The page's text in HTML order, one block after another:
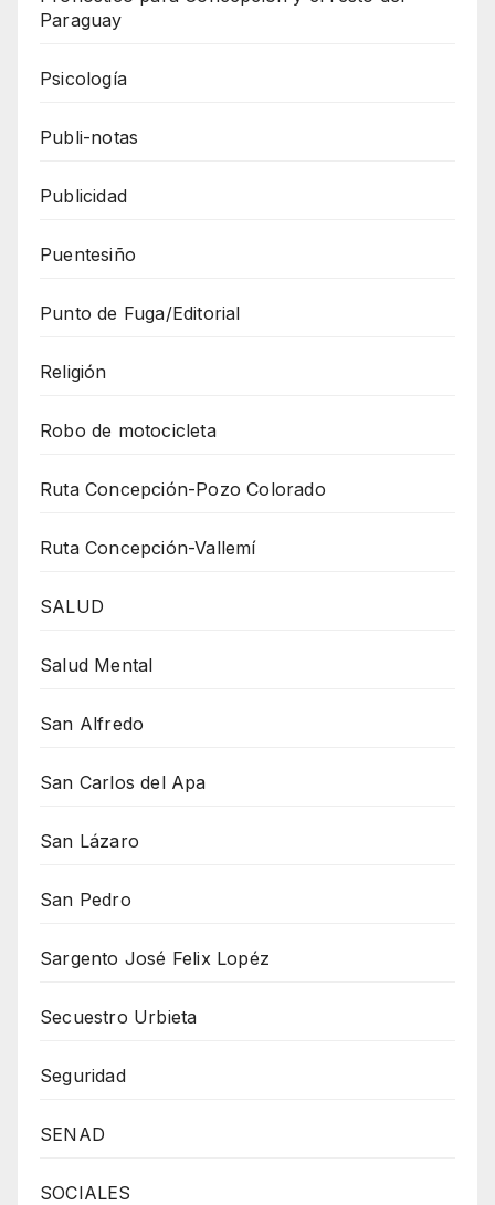
Paraguay
Psicología
Publi-notas
Publicidad
Puentesiño
Punto de Fuga/Editorial
Religión
Robo de motocicleta
Ruta Concepción-Pozo Colorado
Ruta Concepción-Vallemí
SALUD
Salud Mental
San Alfredo
San Carlos del Apa
San Lázaro
San Pedro
Sargento José Felix Lopéz
Secuestro Urbieta
Seguridad
SENAD
SOCIALES